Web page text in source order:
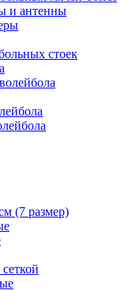
и антенны
стоек
(7 размер)